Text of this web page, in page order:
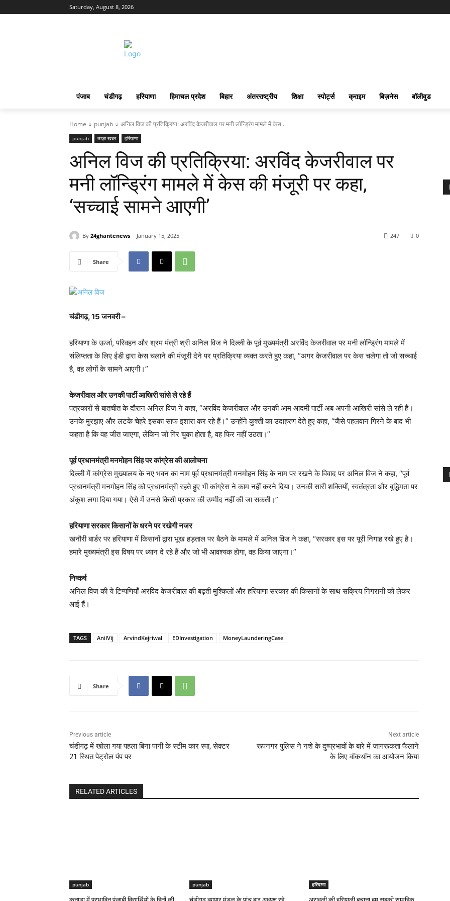
Saturday, August 8, 2026
पंजाब चंडीगढ़ हरियाणा हिमाचल प्रदेश बिहार अंतरराष्ट्रीय शिक्षा स्पोर्ट्स क्राइम बिज़नेस बॉलीवुड
Home punjab अनिल विज की प्रतिक्रिया: अरविंद केजरीवाल पर मनी लॉन्ड्रिंग मामले में केस...
punjab ताज़ा ख़बर हरियाणा
अनिल विज की प्रतिक्रिया: अरविंद केजरीवाल पर
मनी लॉन्ड्रिंग मामले में केस की मंजूरी पर कहा,
‘सच्चाई सामने आएगी’
By 24ghantenews January 15, 2025 0
247
Share
चंडीगढ़, 15 जनवरी –
हरियाणा के ऊर्जा, परिवहन और श्रम मंत्री श्री अनिल विज ने दिल्ली के पूर्व मुख्यमंत्री अरविंद केजरीवाल पर मनी लॉन्ड्रिंग मामले में
संलिप्तता के लिए ईडी द्वारा केस चलाने की मंजूरी देने पर प्रतिक्रिया व्यक्त करते हुए कहा, “अगर केजरीवाल पर केस चलेगा तो जो सच्चाई
है, वह लोगों के सामने आएगी।”
केजरीवाल और उनकी पार्टी आखिरी सांसे ले रहे हैं
पत्रकारों से बातचीत के दौरान अनिल विज ने कहा, “अरविंद केजरीवाल और उनकी आम आदमी पार्टी अब अपनी आखिरी सांसे ले रही हैं।
उनके मुरझाए और लटके चेहरे इसका साफ इशारा कर रहे हैं।” उन्होंने कुश्ती का उदाहरण देते हुए कहा, “जैसे पहलवान गिरने के बाद भी
कहता है कि वह जीत जाएगा, लेकिन जो गिर चुका होता है, वह फिर नहीं उठता।”
पूर्व प्रधानमंत्री मनमोहन सिंह पर कांग्रेस की आलोचना
दिल्ली में कांग्रेस मुख्यालय के नए भवन का नाम पूर्व प्रधानमंत्री मनमोहन सिंह के नाम पर रखने के विवाद पर अनिल विज ने कहा, “पूर्व
प्रधानमंत्री मनमोहन सिंह को प्रधानमंत्री रहते हुए भी कांग्रेस ने काम नहीं करने दिया। उनकी सारी शक्तियों, स्वतंत्रता और बुद्धिमता पर
अंकुश लगा दिया गया। ऐसे में उनसे किसी प्रकार की उम्मीद नहीं की जा सकती।”
हरियाणा सरकार किसानों के धरने पर रखेगी नजर
खनौरी बार्डर पर हरियाणा में किसानों द्वारा भूख हड़ताल पर बैठने के मामले में अनिल विज ने कहा, “सरकार इस पर पूरी निगाह रखे हुए है।
हमारे मुख्यमंत्री इस विषय पर ध्यान दे रहे हैं और जो भी आवश्यक होगा, वह किया जाएगा।”
निष्कर्ष
अनिल विज की ये टिप्पणियाँ अरविंद केजरीवाल की बढ़ती मुश्किलों और हरियाणा सरकार की किसानों के साथ सक्रिय निगरानी को लेकर
आई हैं।
TAGS AnilVij ArvindKejriwal EDInvestigation MoneyLaunderingCase
Share
Previous article
चंडीगढ़ में खोला गया पहला बिना पानी के स्टीम कार स्पा, सेक्टर
21 स्थित पेट्रोल पंप पर
Next article
रूपनगर पुलिस ने नशे के दुष्प्रभावों के बारे में जागरूकता फैलाने
के लिए वॉकथॉन का आयोजन किया
RELATED ARTICLES
punjab punjab हरियाणा